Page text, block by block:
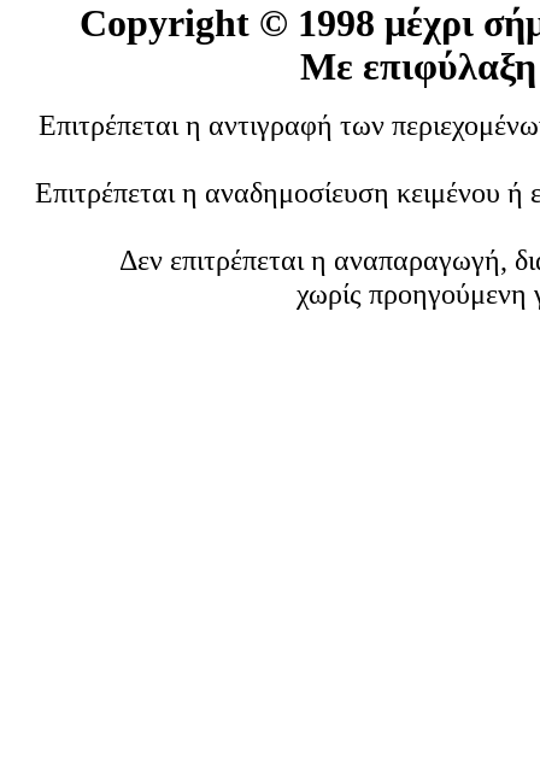
Copyright © 1998 μέχρι
Με επιφύλαξη
Επιτρέπεται η αντιγραφή των
Επιτρέπεται η αναδημοσίευση κειμένου
Δεν επιτρέπεται η αναπαραγωγή,
χωρίς προηγούμενη